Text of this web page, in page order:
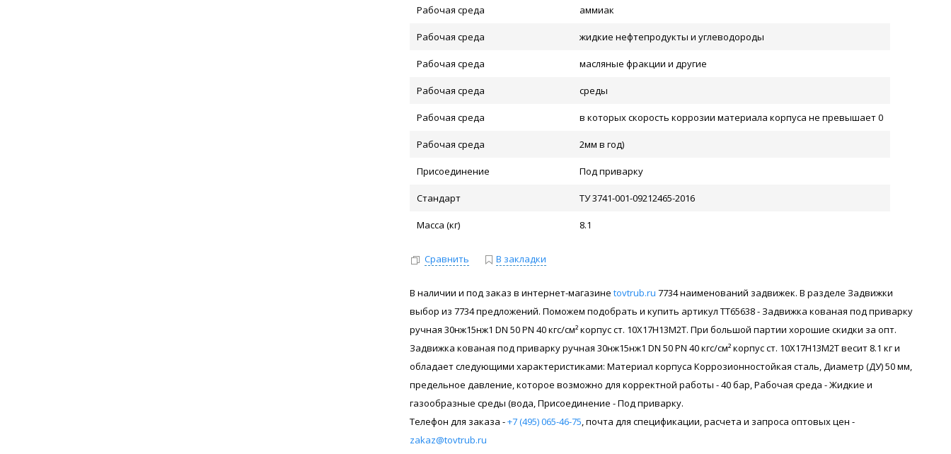
Рабочая среда аммиак
Рабочая среда жидкие нефтепродукты и углеводороды
Рабочая среда масляные фракции и другие
Рабочая среда среды
Рабочая среда в которых скорость коррозии материала корпуса не превышает 0
Рабочая среда 2мм в год)
Присоединение Под приварку
Стандарт ТУ 3741-001-09212465-2016
Масса (кг) 8.1
Сравнить В закладки
В наличии и под заказ в интернет-магазинеtovtrub.ru 7734 наименований задвижек. В разделе Задвижки
выбор из 7734 предложений. Поможем подобрать и купить артикул ТТ65638 - Задвижка кованая под приварку
ручная 30нж15нж1 DN 50 PN 40 кгс/см² корпус ст. 10Х17Н13М2Т. При большой партии хорошие скидки за опт.
Задвижка кованая под приварку ручная 30нж15нж1 DN 50 PN 40 кгс/см² корпус ст. 10Х17Н13М2Т весит 8.1 кг и
обладает следующими характеристиками: Материал корпуса Коррозионностойкая сталь, Диаметр (ДУ) 50 мм,
предельное давление, которое возможно для корректной работы - 40 бар, Рабочая среда - Жидкие и
газообразные среды (вода, Присоединение - Под приварку.
Телефон для заказа -+7 (495) 065-46-75 , почта для спецификации, расчета и запроса оптовых цен -
zakaz@tovtrub.ru